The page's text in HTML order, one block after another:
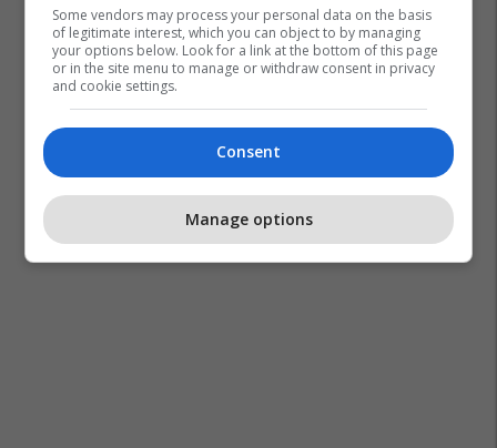
Superliga E Kosovës Ffk
Fatlum Berisha
Lumturije Muhadri
Fatmir Sekiraqa
Edmond Zeqiri
Besar Beqiri
Ekrem Franca
Bujar Selimaj
Besart Ismajli
Some vendors may process your personal data on the basis
of legitimate interest, which you can object to by managing
your options below. Look for a link at the bottom of this page
or in the site menu to manage or withdraw consent in privacy
and cookie settings.
Consent
Manage options